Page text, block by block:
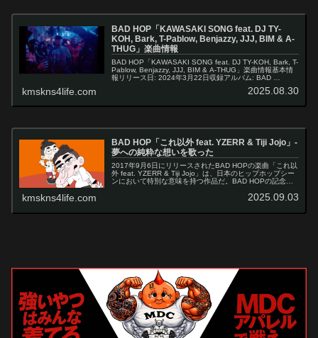
BAD HOP「KAWASAKI SONG feat. DJ TY-
KOH, Bark, T-Pablow, Benjazzy, JJJ, BIM & A-
THUG」楽曲情報
BAD HOP「KAWASAKI SONG feat. DJ TY-KOH, Bark, T-
Pablow, Benjazzy, JJJ, BIM & A-THUG」楽曲情報基本情
報リリース日: 2024年3月22日収録アルバム: BAD …
kmskns4life.com 2025.08.30
BAD HOP「これ以外 feat. YZERR & Tiji Jojo」-
夢への純粋な想いを歌った
2017年9月6日にリリースされたBAD HOPの楽曲「これ以
外 feat. YZERR & Tiji Jojo」は、日本のヒップホップシー
ンにおいて特別な意味を持つ作品だ。BAD HOPの記念す
kmskns4life.com 2025.09.03